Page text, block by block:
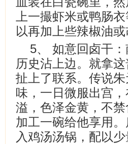
上一撮虾米或鸭肠
以再加上些辣椒油
5、 如意回卤干
历史沾上边。就拿
扯上了联系。传说
味，一日微服出宫
溢，色泽金黄，不
加工一碗给他享用
入鸡汤汤锅，配以